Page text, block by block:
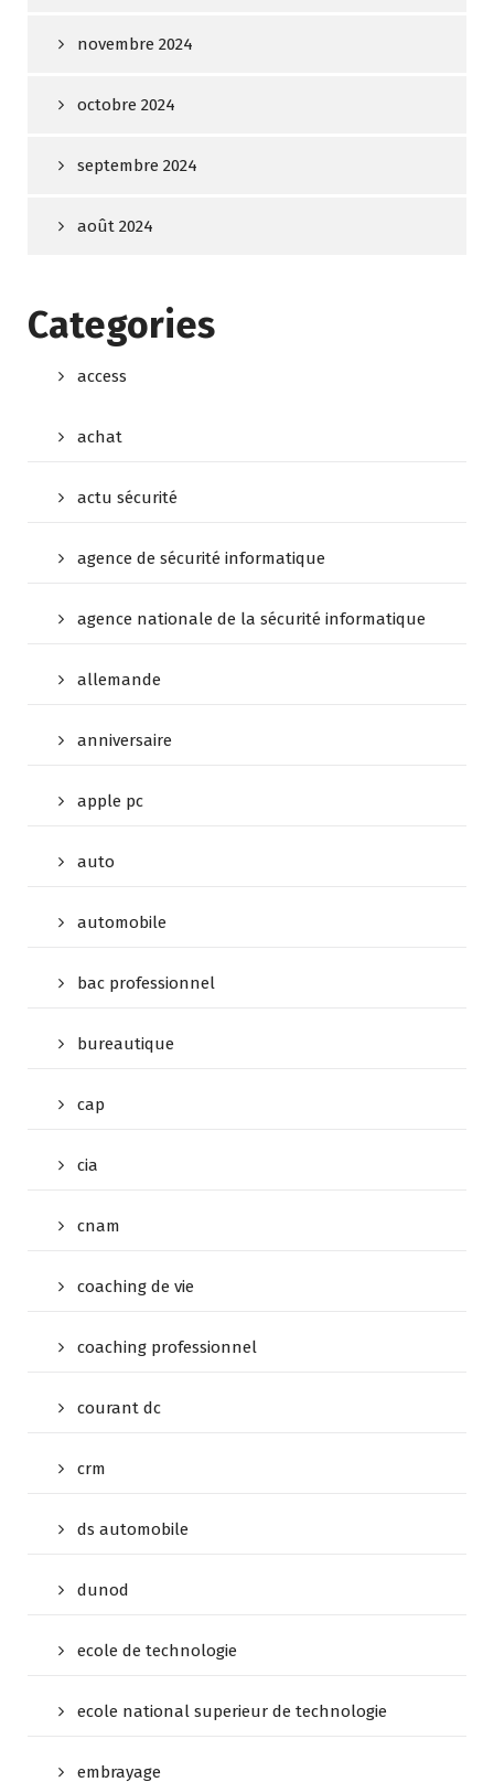
novembre 2024
octobre 2024
septembre 2024
août 2024
Categories
access
achat
actu sécurité
agence de sécurité informatique
agence nationale de la sécurité informatique
allemande
anniversaire
apple pc
auto
automobile
bac professionnel
bureautique
cap
cia
cnam
coaching de vie
coaching professionnel
courant dc
crm
ds automobile
dunod
ecole de technologie
ecole national superieur de technologie
embrayage